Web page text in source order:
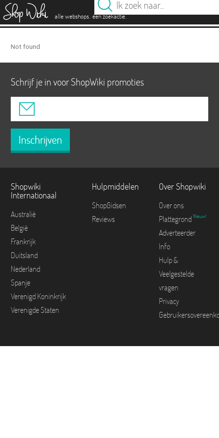
alle webshops. één zoekactie.
Not found
Schrijf je in voor ShopWiki promoties
Inschrijven
Shopwiki
Internationaal
Australië
België
Frankrijk
Duitsland
Nederland
Spanje
Verenigd Koninkrijk
Verenigde Staten
Hulpmiddelen
ShopGidsen
Reviews
Over Shopwiki
Over ons
Plattegrond Nieuw!
Adverteerder
Info
Hulp &
Veelgestelde
vragen
Privacy